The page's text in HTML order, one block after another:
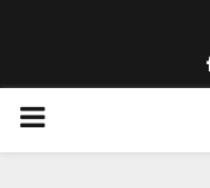
PRIMARY